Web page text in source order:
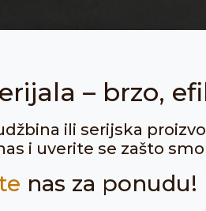
– brzo,
ili serijska
i uverite se zašto smo
nas za ponudu!